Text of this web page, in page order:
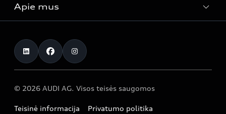
Servisas
Apie mus
Kontaktai
© 2026 AUDI AG. Visos teisės saugomos
Teisinė informacija
Privatumo politika